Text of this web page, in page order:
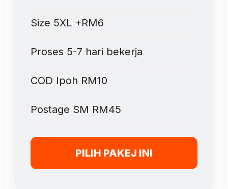
Size 5XL +RM6
Proses 5-7 hari bekerja
COD Ipoh RM10
Postage SM RM45
PILIH PAKEJ INI